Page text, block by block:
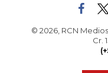
© 2026, RCN
Cr.